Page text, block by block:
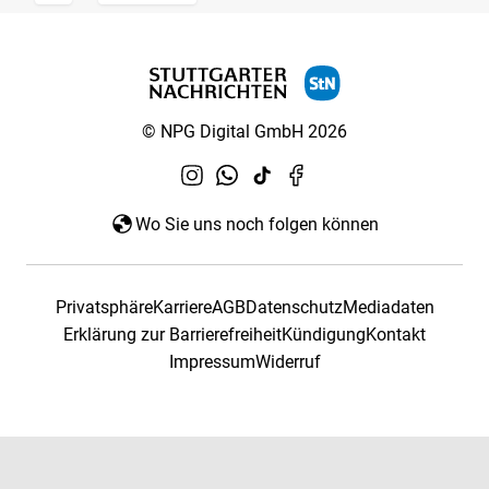
© NPG Digital GmbH 2026
Wo Sie uns noch folgen können
PrivatsphäreKarriereAGBDatenschutzMediadaten
Erklärung zur BarrierefreiheitKündigungKontakt
ImpressumWiderruf